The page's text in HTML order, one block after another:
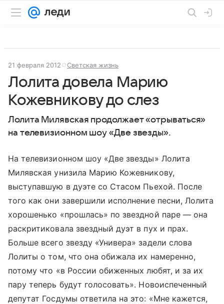
21 февраля 2012 Светская жизнь
Лолита довела Марию
Кожевникову до слез
Лолита Милявская продолжает «отрываться»
на телевизионном шоу «Две звезды».
На телевизионном шоу «Две звезды» Лолита
Милявская унизила Марию Кожевникову,
выступавшую в дуэте со Стасом Пьехой. После
того как они завершили исполнение песни, Лолита
хорошенько «прошлась» по звездной паре — она
раскритиковала звездный дуэт в пух и прах.
Больше всего звезду «Универа» задели слова
Лолиты о том, что она обижала их намеренно,
потому что «в России обиженных любят, и за их
пару теперь будут голосовать». Новоиспеченный
депутат Госдумы ответила на это: «Мне кажется,